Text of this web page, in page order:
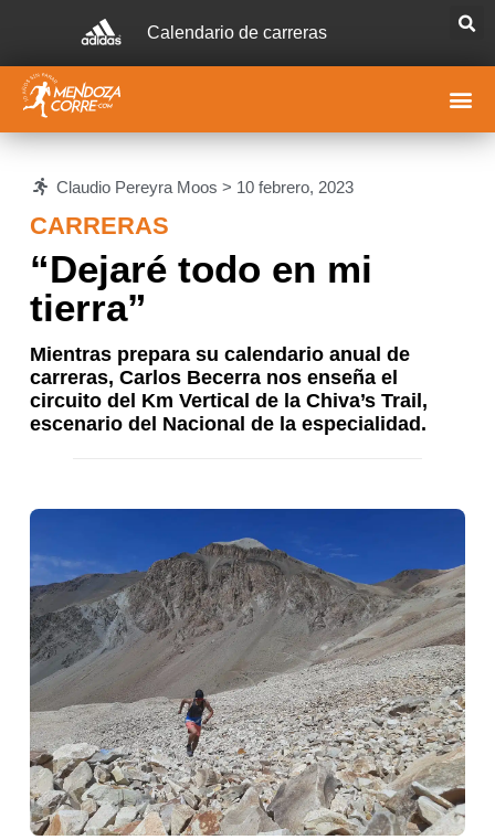
Calendario de carreras
Claudio Pereyra Moos > 10 febrero, 2023
CARRERAS
“Dejaré todo en mi
tierra”
Mientras prepara su calendario anual de
carreras, Carlos Becerra nos enseña el
circuito del Km Vertical de la Chiva’s Trail,
escenario del Nacional de la especialidad.